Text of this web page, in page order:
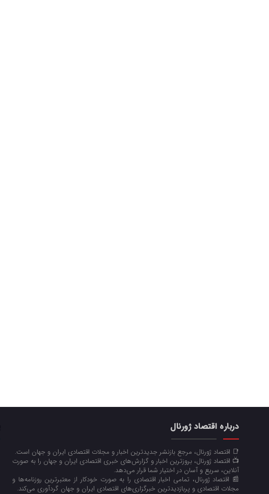
درباره اقتصاد ژورنال
📑 اقتصاد ژورنال، مرجع بازنشر جدیدترین اخبار و مجلات اقتصادی ایران و جهان است.
📺 اقتصاد ژورنال، بروزترین اخبار و گزارش‌های خبری اقتصادی ایران و جهان را به صورت
آنلاین، سریع و آسان در اختیار شما قرار می‌‌دهد.
📰 اقتصاد ژورنال، تمامی اخبار اقتصادی را به صورت خودکار از معتبرترین روزنامه‌ها و
مجلات اقتصادی و پربازدیدترین خبرگزاری‌های اقتصادی ایران و جهان گردآوری می‌کند.